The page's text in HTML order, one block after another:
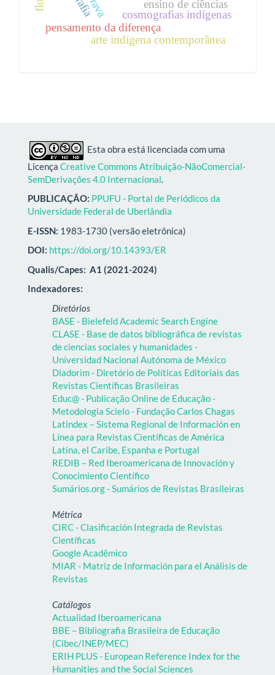
pensamento da diferença
ensino de ciências
arte indígena contemporânea
cosmografias indígenas
Esta obra está licenciada com uma
Licença Creative Commons Atribuição-NãoComercial-
SemDerivações 4.0 Internacional.
PUBLICAÇÃO: PPUFU - Portal de Periódicos da
Universidade Federal de Uberlândia
E-ISSN: 1983-1730 (versão eletrônica)
DOI: https://doi.org/10.14393/ER
Qualis/Capes: A1 (2021-2024)
Indexadores:
Diretórios
BASE - Bielefeld Academic Search Engine
CLASE - Base de datos bibliográfica de revistas
de ciencias sociales y humanidades -
Universidad Nacional Autónoma de México
Diadorim - Diretório de Políticas Editoriais das
Revistas Científicas Brasileiras
Educ@ - Publicação Online de Educação -
Metodologia Scielo - Fundação Carlos Chagas
Latindex – Sistema Regional de Información en
Línea para Revistas Científicas de América
Latina, el Caribe, Espanha e Portugal
REDIB – Red Iberoamericana de Innovación y
Conocimiento Científico
Sumários.org - Sumários de Revistas Brasileiras
Métrica
CIRC - Clasificación Integrada de Revistas
Científicas
Google Acadêmico
MIAR - Matriz de Información para el Análisis de
Revistas
Catálogos
Actualidad Iberoamericana
BBE – Bibliografia Brasileira de Educação
(Cibec/INEP/MEC)
ERIH PLUS - European Reference Index for the
Humanities and the Social Sciences